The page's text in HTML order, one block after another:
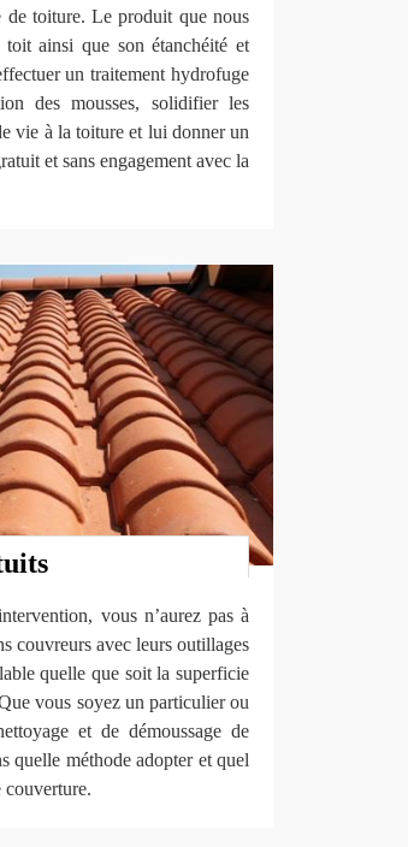
de toiture. Le produit que nous
ainsi que son étanchéité et
un traitement hydrofuge
des mousses, solidifier les
vie à la toiture et lui donner un
et sans engagement avec la
vous n’aurez pas à
couvreurs avec leurs outillages
quelle que soit la superficie
vous soyez un particulier ou
et de démoussage de
quelle méthode adopter et quel
couverture.